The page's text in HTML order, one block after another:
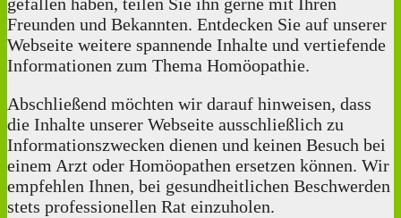
Freunden und Bekannten. Entdecken Sie auf unserer
Webseite weitere spannende Inhalte und vertiefende
Informationen zum Thema Homöopathie.
Abschließend möchten wir darauf hinweisen, dass
die Inhalte unserer Webseite ausschließlich zu
Informationszwecken dienen und keinen Besuch bei
einem Arzt oder Homöopathen ersetzen können. Wir
empfehlen Ihnen, bei gesundheitlichen Beschwerden
stets professionellen Rat einzuholen.